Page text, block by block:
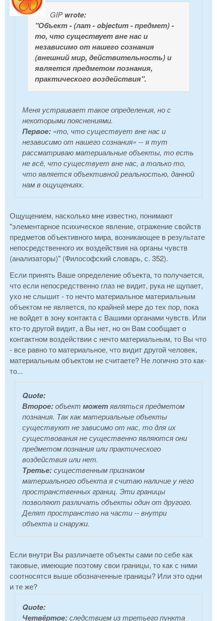
GIPwrote:
"Объект - (лат - objectum - предмет) -
то, что существует вне нас и
независимо от нашего сознания
(внешний мир, действительность) и
является предметом познания,
практического воздействия".
Меня устраивает такое определения, но с
некоторыми пояснениями.
Первое: «то, что существует вне нас и
независимо от нашего сознания» -- я тут
рассматриваю материальные объекты, то есть
не всё, что существует вне нас, а только то,
что является объективной реальностью, данной
нам в ощущениях.
Ощущением, насколько мне известно, понимают
"элементарное психическое явление, отражение свойств
предметов объективного мира, возникающее в результате
непосредственного их воздействия на органы чувств
(анализаторы)" (Философский словарь, с. 352).
Если принять Ваше определение объекта, то получается,
что если непосредственно глаз не видит, рука не щупает,
ухо не слышит - то нечто материальное материальным
объектом не является, по крайней мере до тех пор, пока
не войдет в зону контакта с Вашими органами чувств. Или
кто-то другой видит, а Вы нет, но он Вам сообщает о
контактном воздействии с нечто материальным, то Вы что
- все равно то материальное, что видит другой человек,
материальным объектом не считаете? Не логично это как-
то...
Quote:
Второе:объект может являться предметом
познания. Так как материальные объекты
существуют не зависимо от нас, то для их
существования не существенно являются они
предметом познания или практического
воздействия или нет.
Третье:существенным признаком
материального объекта я считаю наличие у него
пространственных границ. Эти границы
позволяют различать объекты один от другого.
Делят пространство на части -- внутри
объекта и снаружи.
Если внутри Вы различаете объекты сами по себе как
таковые, имеющие поэтому свои границы, то как с ними
соотносятся выше обозначенные границы? Или это одни
и те же?
Quote:
Четвёртое:следствием из третьего пункта